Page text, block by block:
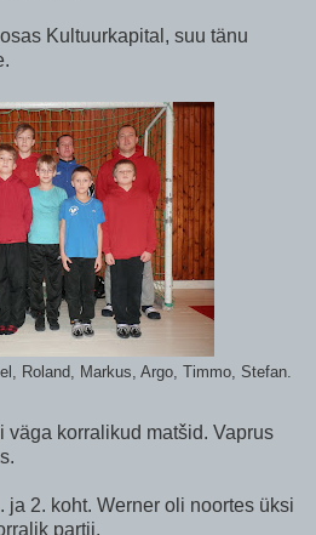
Kultuurkapital, suu tänu
Roland, Markus, Argo, Timmo, Stefan.
väga korralikud matšid. Vaprus
ja 2. koht. Werner oli noortes üksi
partii.